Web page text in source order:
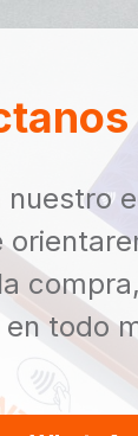
nuestro
compra,
todo